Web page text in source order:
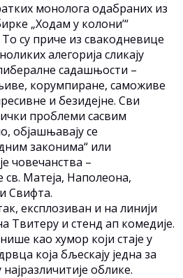
монолога одабраних из
„Ходам у колони’“
То су приче из свакодневице
алегорија сликају
садашњости –
корумпиране, саможиве
и безидејне. Сви
проблеми сасвим
објашњавају се
законима“ или
човечанства –
св. Матеја, Наполеона,
Свифта.
експлозиван и на линији
Твитеру и стенд ап комедије.
као хумор који стаје у
која бљескају једна за
облике.